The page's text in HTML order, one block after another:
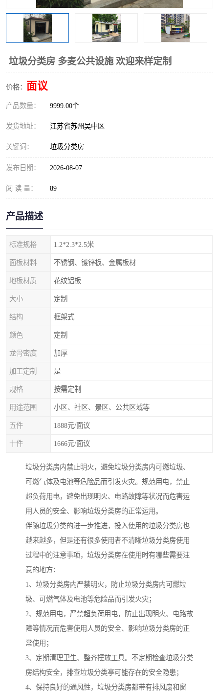
垃圾分类房 多麦公共设施 欢迎来样定制
价格： 面议
产品数量： 9999.00个
发货地址： 江苏省苏州吴中区
关键词： 垃圾分类房
发布日期： 2026-08-07
阅 读 量： 89
产品描述
标准规格 1.2*2.3*2.5米
面板材料 不锈钢、镀锌板、金属板材
地板材质 花纹铝板
大小 定制
结构 框架式
颜色 定制
龙骨密度 加厚
加工定制 是
规格 按需定制
用途范围 小区、社区、景区、公共区域等
五件 1888元/面议
十件 1666元/面议
垃圾分类房内禁止明火，避免垃圾分类房内可燃垃圾、
可燃气体及电池等危险品而引发火灾。规范用电，禁止
超负荷用电，避免出现明火、电路故障等状况而危害运
用人员的安全、影响垃圾分类房的正常运用。
伴随垃圾分类的进一步推进，投入使用的垃圾分类房也
越来越多，但是还有很多使用者不清晰垃圾分类房使用
过程中的注意事项，垃圾分类房在使用时有哪些需要注
意的地方：
1、垃圾分类房内严禁明火，防止垃圾分类房内可燃垃
圾、可燃气体及电池等危险品而引发火灾；
2、规范用电，严禁超负荷用电，防止出现明火、电路故
障等情况而危害使用人员的安全、影响垃圾分类房的正
常使用；
3、定期清理卫生、整齐摆放工具。不定期检查垃圾分类
房结构安全，排查垃圾分类亭可能存在的安全隐患；
4、保持良好的通风性，垃圾分类房都带有排风扇和窗